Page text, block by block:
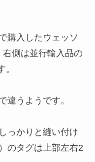
購入したウェッソ
側は並行輸入品の
違うようです。
っかりと縫い付け
のタグは上部左右2